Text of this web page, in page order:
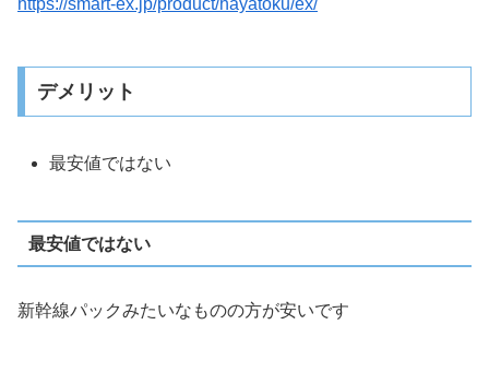
デメリット
最安値ではない
最安値ではない
新幹線パックみたいなものの方が安いです